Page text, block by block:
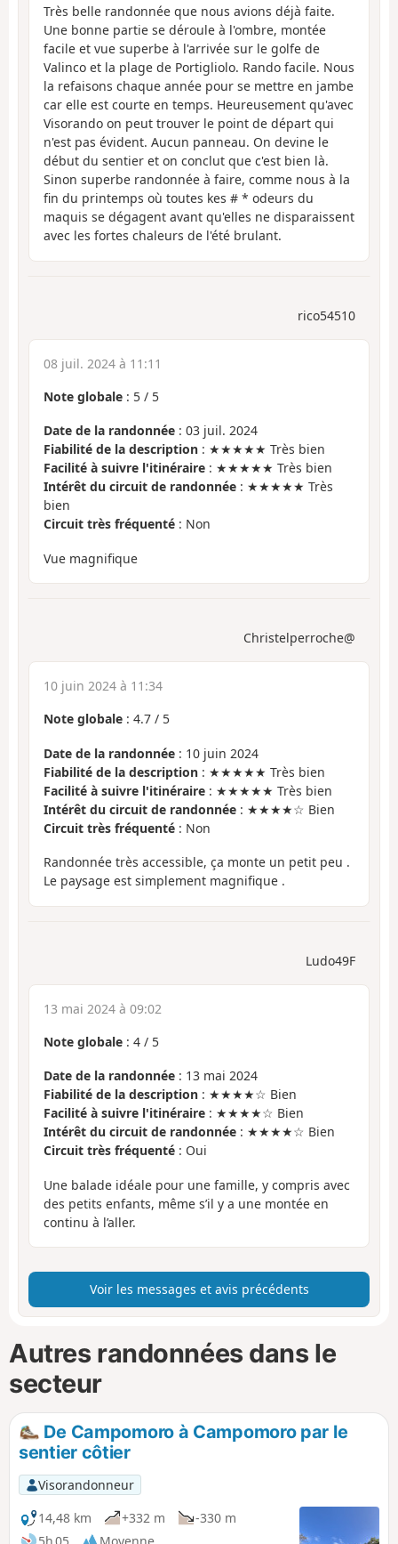
Très belle randonnée que nous avions déjà faite.
Une bonne partie se déroule à l'ombre, montée
facile et vue superbe à l'arrivée sur le golfe de
Valinco et la plage de Portigliolo. Rando facile. Nous
la refaisons chaque année pour se mettre en jambe
car elle est courte en temps. Heureusement qu'avec
Visorando on peut trouver le point de départ qui
n'est pas évident. Aucun panneau. On devine le
début du sentier et on conclut que c'est bien là.
Sinon superbe randonnée à faire, comme nous à la
fin du printemps où toutes kes # * odeurs du
maquis se dégagent avant qu'elles ne disparaissent
avec les fortes chaleurs de l'été brulant.
rico54510
08 juil. 2024 à 11:11
Note globale : 5 / 5
Date de la randonnée : 03 juil. 2024
Fiabilité de la description : ★★★★★ Très bien
Facilité à suivre l'itinéraire : ★★★★★ Très bien
Intérêt du circuit de randonnée : ★★★★★ Très
bien
Circuit très fréquenté : Non
Vue magnifique
Christelperroche@
10 juin 2024 à 11:34
Note globale : 4.7 / 5
Date de la randonnée : 10 juin 2024
Fiabilité de la description : ★★★★★ Très bien
Facilité à suivre l'itinéraire : ★★★★★ Très bien
Intérêt du circuit de randonnée : ★★★★☆ Bien
Circuit très fréquenté : Non
Randonnée très accessible, ça monte un petit peu .
Le paysage est simplement magnifique .
Ludo49F
13 mai 2024 à 09:02
Note globale : 4 / 5
Date de la randonnée : 13 mai 2024
Fiabilité de la description : ★★★★☆ Bien
Facilité à suivre l'itinéraire : ★★★★☆ Bien
Intérêt du circuit de randonnée : ★★★★☆ Bien
Circuit très fréquenté : Oui
Une balade idéale pour une famille, y compris avec
des petits enfants, même s’il y a une montée en
continu à l’aller.
Voir les messages et avis précédents
Autres randonnées dans le
secteur
De Campomoro à Campomoro par le
sentier côtier
Visorandonneur
14,48 km
+332 m
-330 m
5h 05
Moyenne